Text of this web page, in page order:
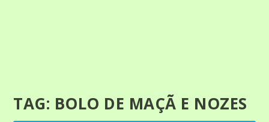
TAG: BOLO DE MAÇÃ E NOZES